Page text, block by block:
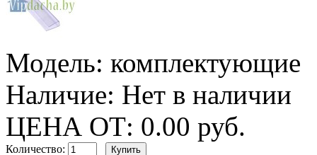
Модель: комплектующие
Наличие: Нет в наличии
ЦЕНА ОТ: 0.00 руб.
Количество: